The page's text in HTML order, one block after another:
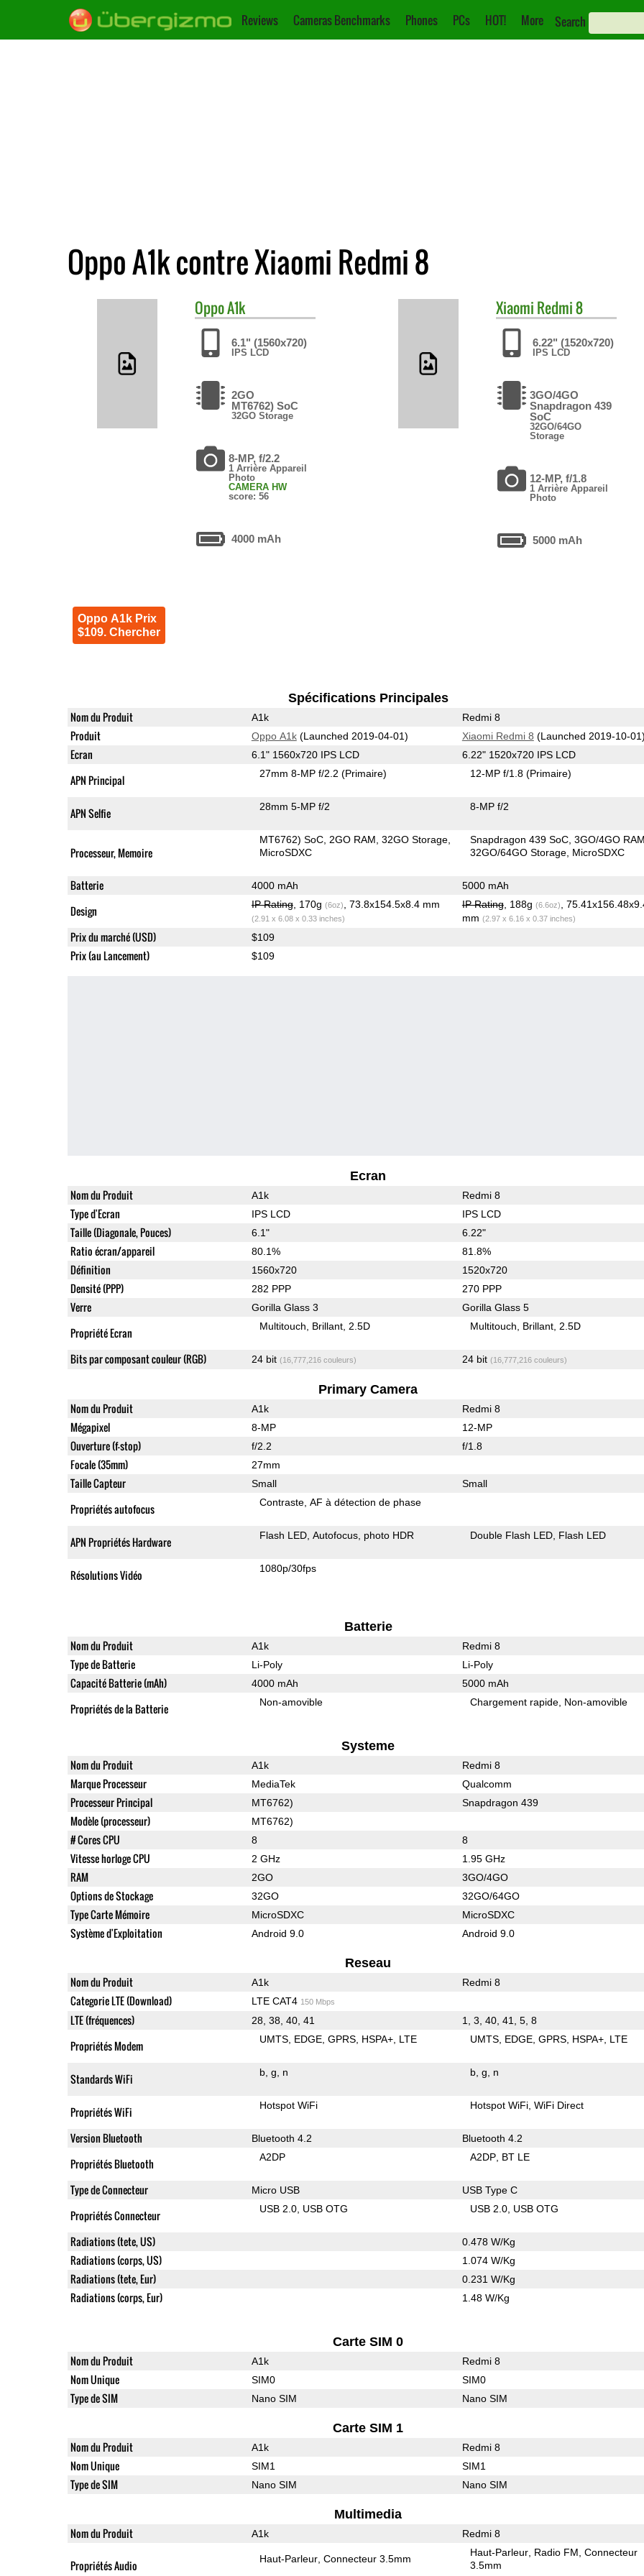
Reviews Cameras Benchmarks Phones PCs HOT! More Search
Oppo A1k contre Xiaomi Redmi 8
OppoA1k
6.1" (1560x720)
IPS LCD
2GO
MT6762) SoC
32GO Storage
8-MP, f/2.2
1 Arrière Appareil
Photo
CAMERA HW
score: 56
4000 mAh
Oppo A1k Prix
$109. Chercher
Xiaomi Redmi 8
6.22" (1520x720)
IPS LCD
3GO/4GO
Snapdragon 439
SoC
32GO/64GO
Storage
12-MP, f/1.8
1 Arrière Appareil
Photo
5000 mAh
Spécifications Principales
Nom du Produit A1k Redmi 8
Produit Oppo A1k(Launched 2019-04-01) Xiaomi Redmi 8 (Launched 2019-10-01)
Ecran 6.1" 1560x720 IPS LCD 6.22" 1520x720 IPS LCD
APN Principal 27mm 8-MP f/2.2(Primaire) 12-MP f/1.8(Primaire)
APN Selfie 28mm 5-MP f/2 8-MP f/2
Processeur, Memoire
MT6762) SoC 2GO RAM 32GO Storage
MicroSDXC
Snapdragon 439 SoC 3GO/4GO RAM
32GO/64GO Storage MicroSDXC
Batterie 4000 mAh 5000 mAh
Design IP Rating, 170g (6oz) , 73.8x154.5x8.4 mm
(2.91 x 6.08 x 0.33 inches)
IP Rating, 188g (6.6oz)
,
mm (2.97 x 6.16 x 0.37 inches)
Prix du marché (USD) $109
Prix (au Lancement) $109
Ecran
Nom du Produit A1k Redmi 8
Type d'Ecran IPS LCD IPS LCD
Taille (Diagonale, Pouces) 6.1" 6.22"
Ratio écran/appareil 80.1% 81.8%
Définition 1560x720 1520x720
Densité (PPP) 282 PPP 270 PPP
Verre Gorilla Glass 3 Gorilla Glass 5
Propriété Ecran Multitouch Brillant 2.5D Multitouch Brillant 2.5D
Bits par composant couleur (RGB) 24 bit (16,777,216 couleurs) 24 bit (16,777,216 couleurs)
Primary Camera
Nom du Produit A1k Redmi 8
Mégapixel 8-MP 12-MP
Ouverture (f-stop) f/2.2 f/1.8
Focale (35mm) 27mm
Taille Capteur Small Small
Propriétés autofocus Contraste AF à détection de phase
APN Propriétés Hardware Flash LED Autofocus photo HDR Double Flash LED Flash LED
Résolutions Vidéo 1080p/30fps
Batterie
Nom du Produit A1k Redmi 8
Type de Batterie Li-Poly Li-Poly
Capacité Batterie (mAh) 4000 mAh 5000 mAh
Propriétés de la Batterie Non-amovible Chargement rapide Non-amovible
Systeme
Nom du Produit A1k Redmi 8
Marque Processeur MediaTek Qualcomm
Processeur Principal MT6762) Snapdragon 439
Modèle (processeur) MT6762)
# Cores CPU 8 8
Vitesse horloge CPU 2 GHz 1.95 GHz
RAM 2GO 3GO/4GO
Options de Stockage 32GO 32GO/64GO
Type Carte Mémoire MicroSDXC MicroSDXC
Système d'Exploitation Android 9.0 Android 9.0
Reseau
Nom du Produit A1k Redmi 8
Categorie LTE (Download) LTE CAT4 150 Mbps
LTE (fréquences) 28, 38, 40, 41 1, 3, 40, 41, 5, 8
Propriétés Modem UMTS EDGE GPRS HSPA+ LTE UMTS EDGE GPRS HSPA+ LTE
Standards WiFi b g n b g n
Propriétés WiFi Hotspot WiFi Hotspot WiFi WiFi Direct
Version Bluetooth Bluetooth 4.2 Bluetooth 4.2
Propriétés Bluetooth A2DP A2DP BT LE
Type de Connecteur Micro USB USB Type C
Propriétés Connecteur USB 2.0 USB OTG USB 2.0 USB OTG
Radiations (tete, US) 0.478 W/Kg
Radiations (corps, US) 1.074 W/Kg
Radiations (tete, Eur) 0.231 W/Kg
Radiations (corps, Eur) 1.48 W/Kg
Carte SIM 0
Nom du Produit A1k Redmi 8
Nom Unique SIM0 SIM0
Type de SIM Nano SIM Nano SIM
Carte SIM 1
Nom du Produit A1k Redmi 8
Nom Unique SIM1 SIM1
Type de SIM Nano SIM Nano SIM
Multimedia
Nom du Produit A1k Redmi 8
Propriétés Audio Haut-Parleur Connecteur 3.5mm
Haut-Parleur Radio FM Connecteur
3.5mm